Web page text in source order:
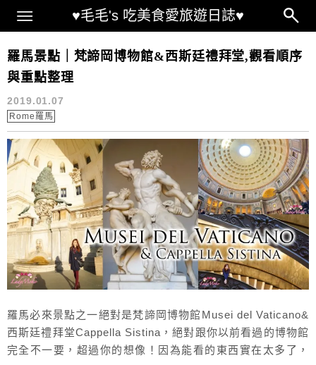
♥毛毛's 吃美食愛旅遊日誌♥
Main Menu
梵諦岡博物館
羅馬景點｜梵諦岡博物館&西斯廷禮拜堂,觀看順序
與重點整理
2019.01.07
Rome羅馬
羅馬必來景點之一絕對是梵諦岡博物館Musei del Vaticano&
西斯廷禮拜堂Cappella Sistina，絕對跟你以前看過的博物館
完全不一要，超過你的想像！因為能看的東西實在太多了，